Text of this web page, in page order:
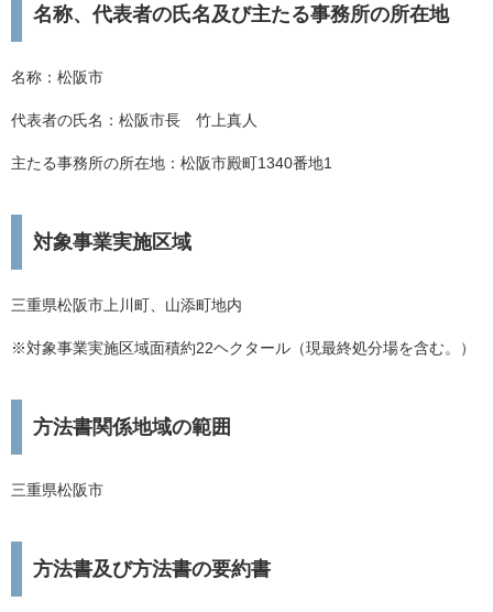
名称、代表者の氏名及び主たる事務所の所在地
名称：松阪市
代表者の氏名：松阪市長 竹上真人
主たる事務所の所在地：松阪市殿町1340番地1
対象事業実施区域
三重県松阪市上川町、山添町地内
※対象事業実施区域面積約22ヘクタール（現最終処分場を含む。）
方法書関係地域の範囲
三重県松阪市
方法書及び方法書の要約書